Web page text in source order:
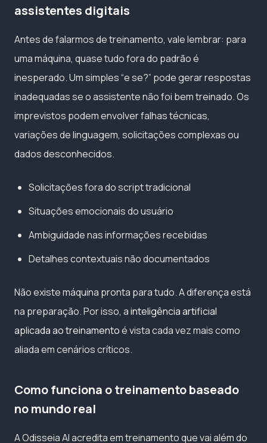
assistentes digitais
Antes de falarmos de treinamento, vale lembrar: para
uma máquina, quase tudo fora do padrão é
inesperado. Um simples “e se?” pode gerar respostas
inadequadas se o assistente não foi bem treinado. Os
imprevistos podem envolver falhas técnicas,
variações de linguagem, solicitações complexas ou
dados desconhecidos.
Solicitações fora do script tradicional
Situações emocionais do usuário
Ambiguidade nas informações recebidas
Detalhes contextuais não documentados
Não existe máquina pronta para tudo. A diferença está
na preparação. Por isso, ainteligência artificial
aplicada ao treinamentoé vista cada vez mais como
aliada em cenários críticos.
Como funciona o treinamento baseado
no mundo real
A Odisseia AI acredita em treinamento que vai além do